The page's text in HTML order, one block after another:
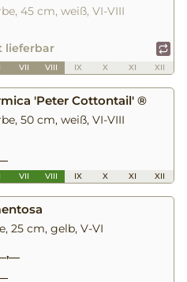
45 cm, weiß, VI-VIII
lieferbar
VII VIII IX X XI XII
'Peter Cottontail' ®
50 cm, weiß, VI-VIII
VII VIII IX X XI XII
25 cm, gelb, V-VI